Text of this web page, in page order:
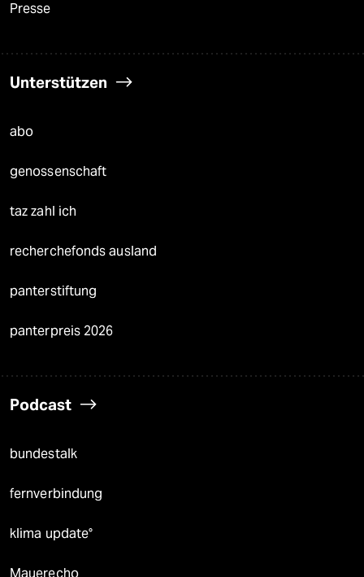
Presse
Unterstützen
abo
genossenschaft
taz zahl ich
recherchefonds ausland
panterstiftung
panterpreis 2026
Podcast
bundestalk
fernverbindung
klima update°
Mauerecho